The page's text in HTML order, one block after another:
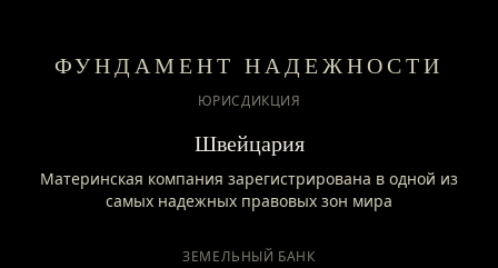
ФУНДАМЕНТ НАДЕЖНОСТИ
ЮРИСДИКЦИЯ
Швейцария
Материнская компания зарегистрирована в одной из
самых надежных правовых зон мира
ЗЕМЕЛЬНЫЙ БАНК